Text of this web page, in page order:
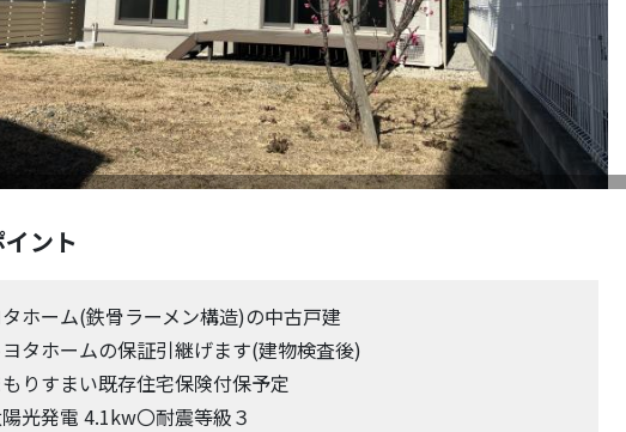
ント
タホーム(鉄骨ラーメン構造)の中古戸建
タホームの保証引継げます(建物検査後)
りすまい既存住宅保険付保予定
光発電 4.1kw〇耐震等級３